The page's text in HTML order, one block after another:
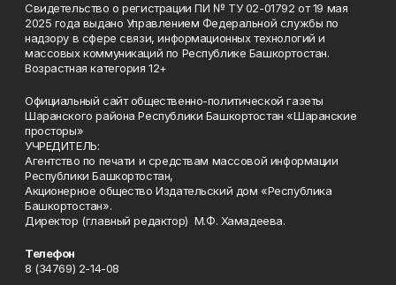
Свидетельство о регистрации ПИ № ТУ 02-01792 от 19 мая
2025 года выдано Управлением Федеральной службы по
надзору в сфере связи, информационных технологий и
массовых коммуникаций по Республике Башкортостан.
Возрастная категория 12+
Официальный сайт общественно-политической газеты
Шаранского района Республики Башкортостан «Шаранские
просторы»
УЧРЕДИТЕЛЬ:
Агентство по печати и средствам массовой информации
Республики Башкортостан,
Акционерное общество Издательский дом «Республика
Башкортостан».
Директор (главный редактор) М.Ф. Хамадеева.
Телефон
8 (34769) 2-14-08